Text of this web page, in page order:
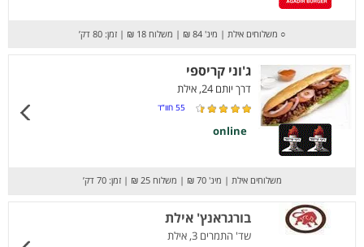
○ משלוחים אילת | מינ' 84 ₪ | משלוח 18 ₪ | זמן: 80 דק’
ג'וני קריספי
דרך יותם 24, אילת
55 חוו”ד
online
משלוחים אילת | מינ' 70 ₪ | משלוח 25 ₪ | זמן: 70 דק’
בורגראנץ' אילת
שד' התמרים 3, אילת